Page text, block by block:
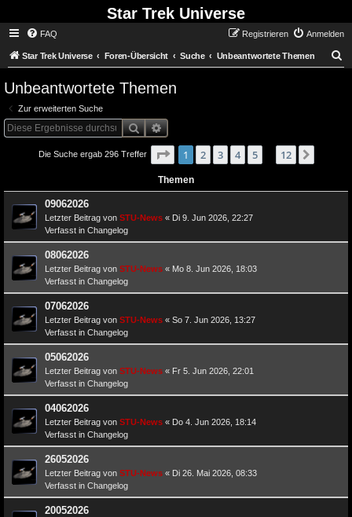
Star Trek Universe
FAQ Anmelden
Registrieren
Star Trek Universe Foren-Übersicht Suche Unbeantwortete Themen
Unbeantwortete Themen
Zur erweiterten Suche
SucheErweiterte Suche
Die Suche ergab 296 Treffer Seite 1 von 12
1 2 3 4 5 12
Themen
09062026
Letzter Beitrag von STU-News « Di 9. Jun 2026, 22:27
Verfasst in Changelog
08062026
Letzter Beitrag von STU-News « Mo 8. Jun 2026, 18:03
Verfasst in Changelog
07062026
Letzter Beitrag von STU-News « So 7. Jun 2026, 13:27
Verfasst in Changelog
05062026
Letzter Beitrag von STU-News « Fr 5. Jun 2026, 22:01
Verfasst in Changelog
04062026
Letzter Beitrag von STU-News « Do 4. Jun 2026, 18:14
Verfasst in Changelog
26052026
Letzter Beitrag von STU-News « Di 26. Mai 2026, 08:33
Verfasst in Changelog
20052026